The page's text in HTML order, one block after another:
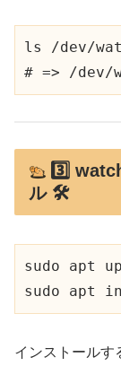
ls /dev/
3️⃣
ル 🛠️
sudo apt
インストールす